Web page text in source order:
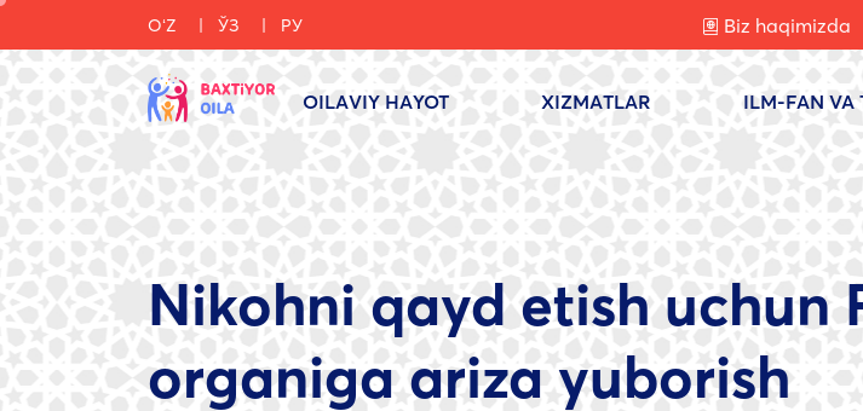
OʻZ ЎЗ РУ Biz haqimizda
OILAVIY HAYOT XIZMATLAR ILM-FAN VA
Nikohni qayd etish uchun
organiga ariza yuborish